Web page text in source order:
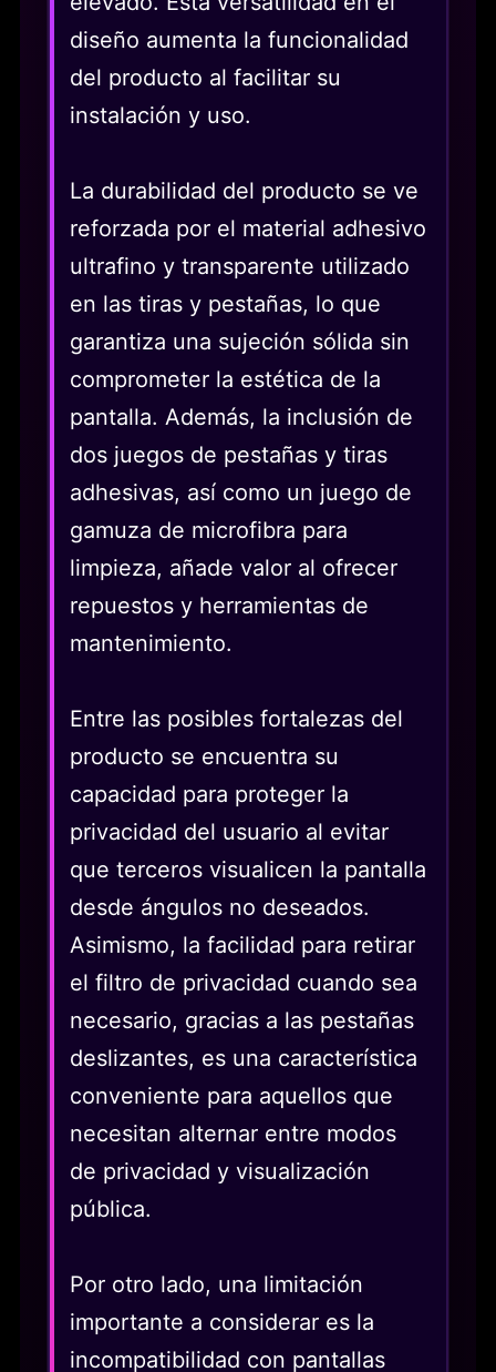
diseño aumenta la funcionalidad
del producto al facilitar su
instalación y uso.
La durabilidad del producto se ve
reforzada por el material adhesivo
ultrafino y transparente utilizado
en las tiras y pestañas, lo que
garantiza una sujeción sólida sin
comprometer la estética de la
pantalla. Además, la inclusión de
dos juegos de pestañas y tiras
adhesivas, así como un juego de
gamuza de microfibra para
limpieza, añade valor al ofrecer
repuestos y herramientas de
mantenimiento.
Entre las posibles fortalezas del
producto se encuentra su
capacidad para proteger la
privacidad del usuario al evitar
que terceros visualicen la pantalla
desde ángulos no deseados.
Asimismo, la facilidad para retirar
el filtro de privacidad cuando sea
necesario, gracias a las pestañas
deslizantes, es una característica
conveniente para aquellos que
necesitan alternar entre modos
de privacidad y visualización
pública.
Por otro lado, una limitación
importante a considerar es la
incompatibilidad con pantallas